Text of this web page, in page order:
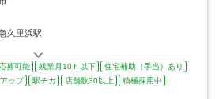
久里浜駅
募可能 残業月10ｈ以下
住宅補助（手当）あり
ップ 駅チカ 店舗数30以上
積極採用中